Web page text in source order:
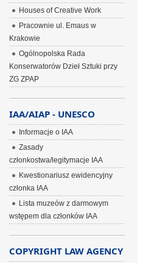
Houses of Creative Work
Pracownie ul. Emaus w
Krakowie
Ogólnopolska Rada
Konserwatorów Dzieł Sztuki przy
ZG ZPAP
IAA/AIAP - UNESCO
Informacje o IAA
Zasady
członkostwa/legitymacje IAA
Kwestionariusz ewidencyjny
członka IAA
Lista muzeów z darmowym
wstępem dla członków IAA
COPYRIGHT LAW AGENCY